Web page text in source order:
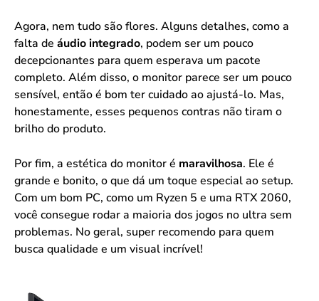
Agora, nem tudo são flores. Alguns detalhes, como a
falta de áudio integrado, podem ser um pouco
decepcionantes para quem esperava um pacote
completo. Além disso, o monitor parece ser um pouco
sensível, então é bom ter cuidado ao ajustá-lo. Mas,
honestamente, esses pequenos contras não tiram o
brilho do produto.
Por fim, a estética do monitor é maravilhosa. Ele é
grande e bonito, o que dá um toque especial ao setup.
Com um bom PC, como um Ryzen 5 e uma RTX 2060,
você consegue rodar a maioria dos jogos no ultra sem
problemas. No geral, super recomendo para quem
busca qualidade e um visual incrível!